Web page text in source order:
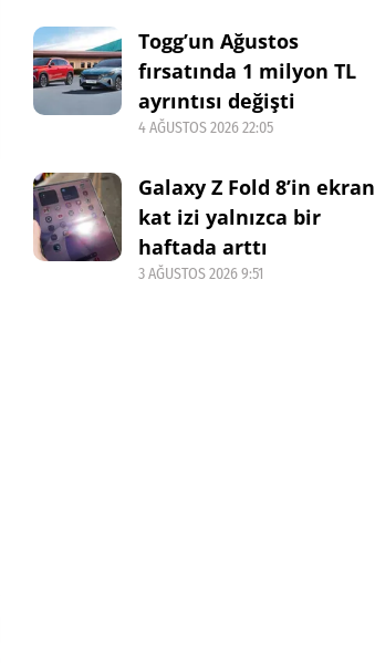
Togg’un Ağustos
fırsatında 1 milyon TL
ayrıntısı değişti
4 AĞUSTOS 2026 22:05
Galaxy Z Fold 8’in ekran
kat izi yalnızca bir
haftada arttı
3 AĞUSTOS 2026 9:51